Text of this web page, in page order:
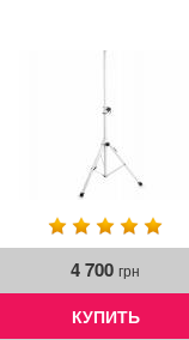
4 700 грн
КУПИТЬ